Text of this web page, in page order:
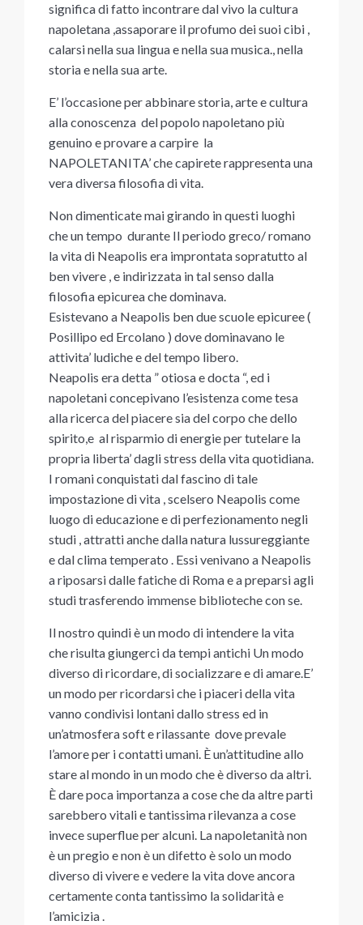
significa di fatto incontrare dal vivo la cultura
napoletana ,assaporare il profumo dei suoi cibi ,
calarsi nella sua lingua e nella sua musica., nella
storia e nella sua arte.
E’ l’occasione per abbinare storia, arte e cultura
alla conoscenza del popolo napoletano più
genuino e provare a carpire la
NAPOLETANITA’ che capirete rappresenta una
vera diversa filosofia di vita.
Non dimenticate mai girando in questi luoghi
che un tempo durante Il periodo greco/ romano
la vita di Neapolis era improntata sopratutto al
ben vivere , e indirizzata in tal senso dalla
filosofia epicurea che dominava.
Esistevano a Neapolis ben due scuole epicuree (
Posillipo ed Ercolano ) dove dominavano le
attivita’ ludiche e del tempo libero.
Neapolis era detta ” otiosa e docta “, ed i
napoletani concepivano l’esistenza come tesa
alla ricerca del piacere sia del corpo che dello
spirito,e al risparmio di energie per tutelare la
propria liberta’ dagli stress della vita quotidiana.
I romani conquistati dal fascino di tale
impostazione di vita , scelsero Neapolis come
luogo di educazione e di perfezionamento negli
studi , attratti anche dalla natura lussureggiante
e dal clima temperato . Essi venivano a Neapolis
a riposarsi dalle fatiche di Roma e a preparsi agli
studi trasferendo immense biblioteche con se.
Il nostro quindi è un modo di intendere la vita
che risulta giungerci da tempi antichi Un modo
diverso di ricordare, di socializzare e di amare.E’
un modo per ricordarsi che i piaceri della vita
vanno condivisi lontani dallo stress ed in
un’atmosfera soft e rilassante dove prevale
l’amore per i contatti umani. È un’attitudine allo
stare al mondo in un modo che è diverso da altri.
È dare poca importanza a cose che da altre parti
sarebbero vitali e tantissima rilevanza a cose
invece superflue per alcuni. La napoletanità non
è un pregio e non è un difetto è solo un modo
diverso di vivere e vedere la vita dove ancora
certamente conta tantissimo la solidarità e
l’amicizia .